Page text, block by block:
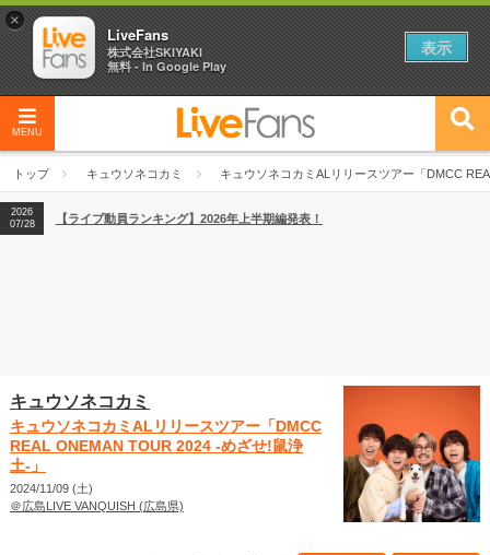
MENU
トップ キュウソネコカミ キュウソネコカミALリリースツアー「DMCC
04/27
【フェス特集2026】フェス情報はここから！
2026
07/28
2026
【フェス特集2026】フェス情報はここから！
2026
07/28
【ライブ動員ランキング】2026年上半期編発表！
キュウソネコカミ
キュウソネコカミALリリースツアー「DMCC
REAL ONEMAN TOUR 2024 -めざせ!鼠浄
土-」
2024/11/09 (土)
＠広島LIVE VANQUISH (広島県)
×
LiveFans
株式会社SKIYAKI
無料 - In Google Play
表示